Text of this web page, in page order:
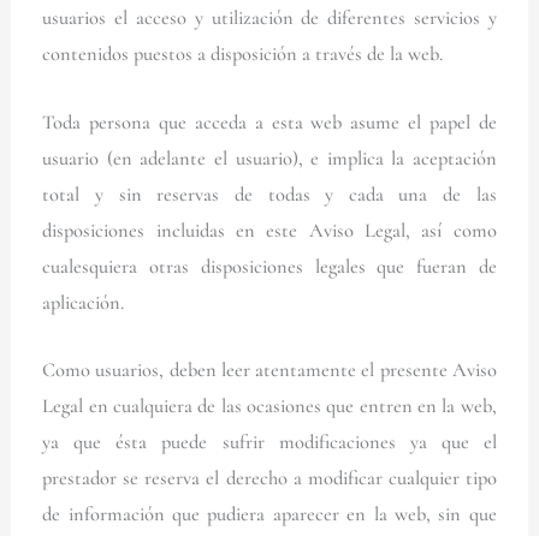
usuarios el acceso y utilización de diferentes servicios y
contenidos puestos a disposición a través de la web.
Toda persona que acceda a esta web asume el papel de
usuario (en adelante el usuario), e implica la aceptación
total y sin reservas de todas y cada una de las
disposiciones incluidas en este Aviso Legal, así como
cualesquiera otras disposiciones legales que fueran de
aplicación.
Como usuarios, deben leer atentamente el presente Aviso
Legal en cualquiera de las ocasiones que entren en la web,
ya que ésta puede sufrir modificaciones ya que el
prestador se reserva el derecho a modificar cualquier tipo
de información que pudiera aparecer en la web, sin que